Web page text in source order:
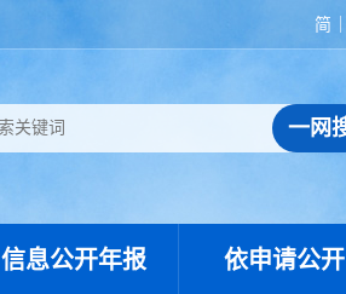
简
信息公开年报 依申请公开